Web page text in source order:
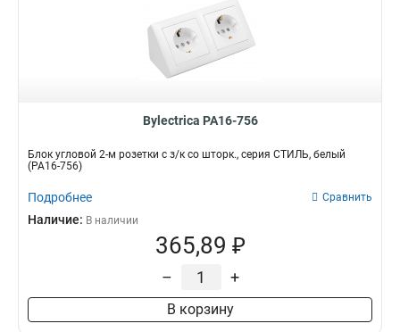
Bylectrica РА16-756
Блок угловой 2-м розетки с з/к со шторк., серия СТИЛЬ, белый
(РА16-756)
Подробнее Сравнить
Наличие: В наличии
365,89 ₽
– +
В корзину